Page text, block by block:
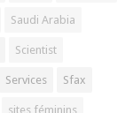
Saudi Arabia
Scientist
Services Sfax
sites féminins